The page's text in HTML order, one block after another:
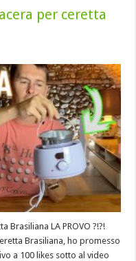
per ceretta
Brasiliana LA PROVO ?!?!
Brasiliana, ho promesso
a 100 likes sotto al video